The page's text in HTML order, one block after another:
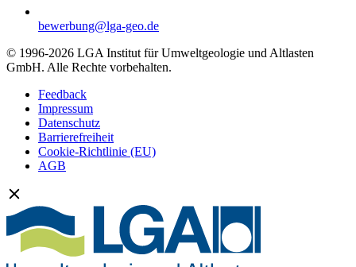
bewerbung@lga-geo.de
© 1996-2026 LGA Institut für Umweltgeologie und Altlasten
GmbH. Alle Rechte vorbehalten.
Feedback
Impressum
Datenschutz
Barrierefreiheit
Cookie-Richtlinie (EU)
AGB